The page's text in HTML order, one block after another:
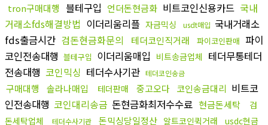
tron구매대행 블테구입 언더돈현금화 비트코인신용카드 국내
거래소fds해결방법 이더리움리플 자금믹싱 usdt매입 국내거래소
fds출금시간 검돈현금화문의 테더코인직거래 파이코인판매 파이
코인전송대행 블테구입 이더리움매입 비트송금업체 테더무통테더
전송대행 코인믹싱 테더수사기관 테더코인송금
구매대행 솔라나매입 테더판매 중고오다 코인송금대리 비트코
인전송대행 코인대리송금 돈현금화최저수수료 현금돈세탁
검
돈세탁업체
테더수사기관 돈믹싱당일정산 알트코인퀵거래
usdc현금